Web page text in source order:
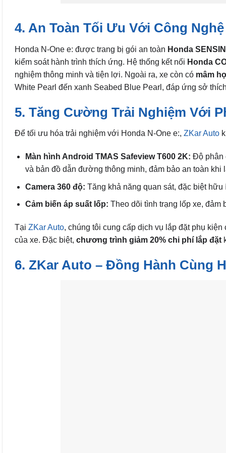
4. An Toàn Tối Ưu Với Công
Honda N-One e: được trang bị gói an toàn Honda
kiểm soát hành trình thích ứng. Hệ thống kết nối Honda
nghiệm thông minh và tiện lợi. Ngoài ra, xe còn có mâm
White Pearl đến xanh Seabed Blue Pearl, đáp ứng sở
5. Tăng Cường Trải Nghiệm Với
Để tối ưu hóa trải nghiệm với Honda N-One e:, ZKar Auto
Màn hình Android TMAS Safeview T600 2K: Độ phân
và bản đồ dẫn đường thông minh, đảm bảo an toàn khi
Camera 360 độ: Tăng khả năng quan sát, đặc biệt
Cảm biến áp suất lốp: Theo dõi tình trạng lốp xe, đảm
Tại ZKar Auto, chúng tôi cung cấp dịch vụ lắp đặt phụ
của xe. Đặc biệt, chương trình giảm 20% chi phí lắp đặt
6. ZKar Auto – Đồng Hành Cùng